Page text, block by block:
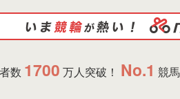
数 1700 万人突破！ No.1 競